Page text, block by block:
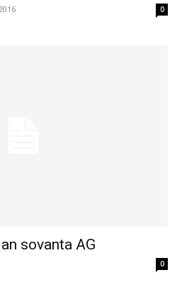
0
sovanta AG
0